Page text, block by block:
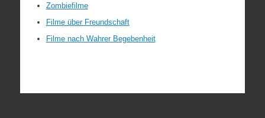
Zombiefilme
Filme über Freundschaft
Filme nach Wahrer Begebenheit